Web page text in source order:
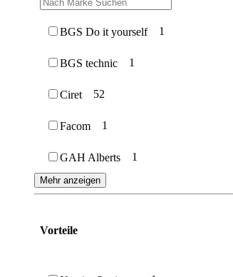
BGS Do it yourself 1
BGS technic 1
Ciret 52
Facom 1
GAH Alberts 1
Mehr anzeigen
Vorteile